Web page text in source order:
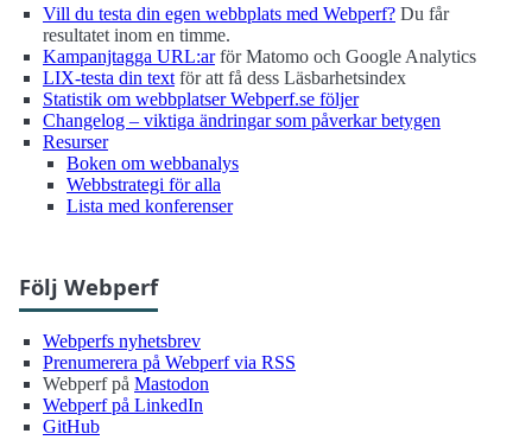
Vill du testa din egen webbplats med Webperf? Du får
resultatet inom en timme.
Kampanjtagga URL:arför Matomo och Google Analytics
LIX-testa din text för att få dess Läsbarhetsindex
Statistik om webbplatser Webperf.se följer
Changelog – viktiga ändringar som påverkar betygen
Resurser
Boken om webbanalys
Webbstrategi för alla
Lista med konferenser
Följ Webperf
Webperfs nyhetsbrev
Prenumerera på Webperf via RSS
Webperf på Mastodon
Webperf på LinkedIn
GitHub